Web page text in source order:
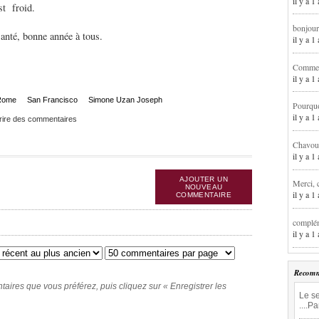
froid.
bonne année à tous.
San Francisco Simone Uzan Joseph
des commentaires
AJOUTER UN
NOUVEAU
COMMENTAIRE
que vous préférez, puis cliquez sur « Enregistrer les
il y a 1
il y a 1
il y a 1
il y a 1
Merci,
il y a 1
il y a 1
Le